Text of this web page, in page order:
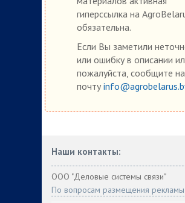
гиперссылка на
обязательна.
Если Вы заметили
или ошибку в описании
пожалуйста, сообщите
почту
Наши контакты:
ООО "Деловые системы связи"
По вопросам размещения рекламы